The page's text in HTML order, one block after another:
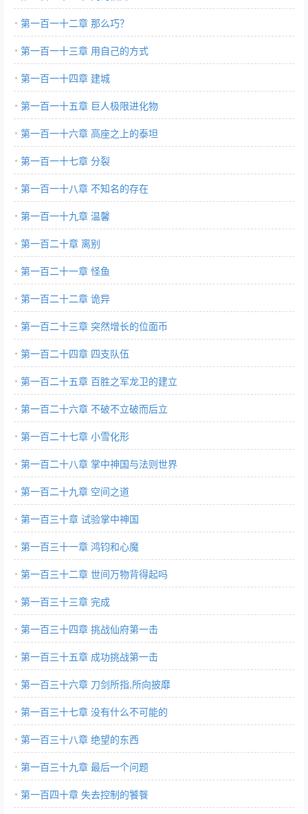
第一百一十二章 那么巧？
第一百一十三章 用自己的方式
第一百一十四章 建城
第一百一十五章 巨人极限进化物
第一百一十六章 高座之上的泰坦
第一百一十七章 分裂
第一百一十八章 不知名的存在
第一百一十九章 温馨
第一百二十章 离别
第一百二十一章 怪鱼
第一百二十二章 诡异
第一百二十三章 突然增长的位面币
第一百二十四章 四支队伍
第一百二十五章 百胜之军龙卫的建立
第一百二十六章 不破不立破而后立
第一百二十七章 小雪化形
第一百二十八章 掌中神国与法则世界
第一百二十九章 空间之道
第一百三十章 试验掌中神国
第一百三十一章 鸿钧和心魔
第一百三十二章 世间万物背得起吗
第一百三十三章 完成
第一百三十四章 挑战仙府第一击
第一百三十五章 成功挑战第一击
第一百三十六章 刀剑所指,所向披靡
第一百三十七章 没有什么不可能的
第一百三十八章 绝望的东西
第一百三十九章 最后一个问题
第一百四十章 失去控制的饕餮